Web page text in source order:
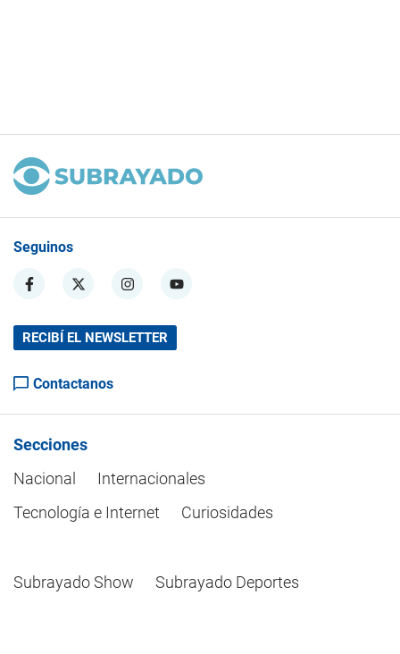
Seguinos
RECIBÍ EL NEWSLETTER
Contactanos
Secciones
Nacional
Internacionales
Tecnología e Internet
Curiosidades
Subrayado Show Subrayado Deportes